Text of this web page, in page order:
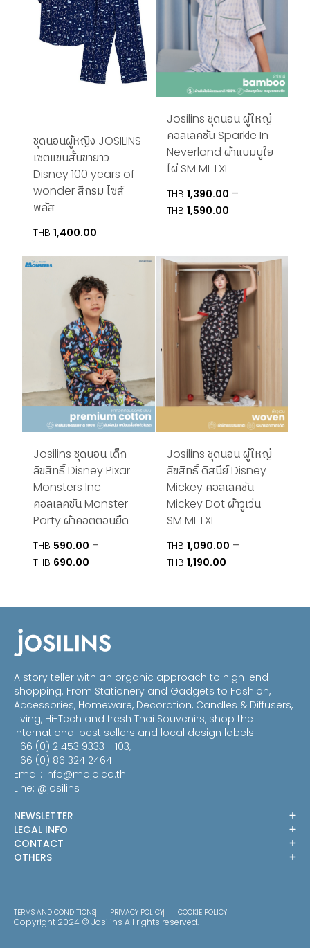
ชุดนอนผู้หญิง JOSILINS
เซตแขนสั้นขายาว
Disney 100 years of
wonder สีกรม ไซส์
พลัส
THB 1,400.00
Josilins ชุดนอน ผู้ใหญ่
คอลเลคชัน Sparkle In
Neverland ผ้าแบมบูใย
ไผ่ SM ML LXL
THB 1,390.00 –
THB 1,590.00Price
through
THB1,590.00
Josilins ชุดนอน เด็ก
ลิขสิทธิ์ Disney Pixar
Monsters Inc
คอลเลคชัน Monster
Party ผ้าคอตตอนยืด
THB 590.00 –
THB 690.00
through
Josilins ชุดนอน ผู้ใหญ่
ลิขสิทธิ์ ดิสนีย์ Disney
Mickey คอลเลคชัน
Mickey Dot ผ้าวูเว่น
SM ML LXL
THB 1,090.00 –
THB 1,190.00Price
through
A story teller with an organic approach to high-end
shopping. From Stationery and Gadgets to Fashion,
Accessories, Homeware, Decoration, Candles & Diffusers,
Living, Hi-Tech and fresh Thai Souvenirs, shop the
international best sellers and local design labels
+66 (0) 2 453 9333 - 103,
+66 (0) 86 324 2464
Email: info@mojo.co.th
Line: @josilins
NEWSLETTER
LEGAL INFO
CONTACT
OTHERS
TERMS AND CONDITIONS PRIVACY POLICY COOKIE POLICY
Copyright 2024 © Josilins All rights reserved.